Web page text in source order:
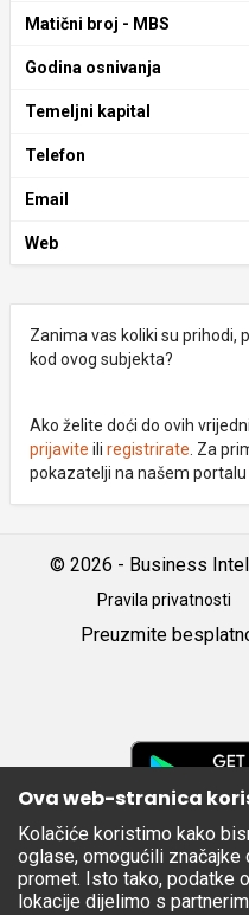
Matični broj - MBS
Godina osnivanja
Temeljni kapital
Telefon
Email
Web
Zanima vas koliki su prihodi,
kod ovog subjekta?
Ako želite doći do ovih
prijavite ili registrirate . Za
pokazatelji na našem portalu
© 2026 - Business
Pravila privatnosti
Preuzmite
Apple
Store
Ova web-stranica
Kolačiće koristimo kako
oglase, omogućili značajke
promet. Isto tako, podatke
lokacije dijelimo s